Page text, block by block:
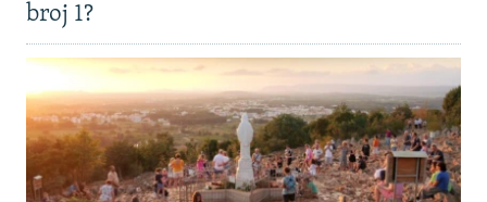
broj 1?